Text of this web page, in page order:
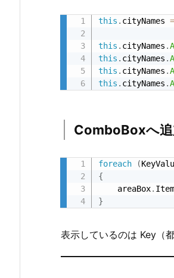
1.
こ
が
ポ
ト
4.
N
this . cityNames =
this . cityNames .
this . cityNames .
this . cityNames .
this . cityNames .
ComboBoxへ
foreach (
{
    areaBox
.
}
表示しているのは Key（